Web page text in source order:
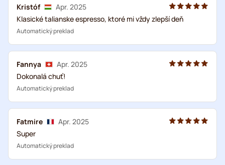
Kristóf
Apr. 2025
Klasické talianske espresso, ktoré mi vždy zlepší deň
Automatický preklad
Fannya
Apr. 2025
Dokonalá chuť!
Automatický preklad
Fatmire
Apr. 2025
Super
Automatický preklad